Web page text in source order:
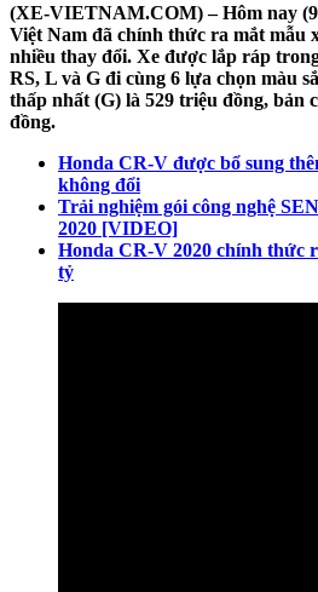
(XE-VIETNAM.COM) – Hôm nay
Việt Nam đã chính thức ra mắt mẫu
nhiều thay đổi. Xe được lắp ráp
RS, L và G đi cùng 6 lựa chọn màu
thấp nhất (G) là 529 triệu đồng, bản
đồng.
Honda CR-V được bổ sung
không đổi
Trải nghiệm gói công nghệ
2020 [VIDEO]
Honda CR-V 2020 chính thức
tỷ